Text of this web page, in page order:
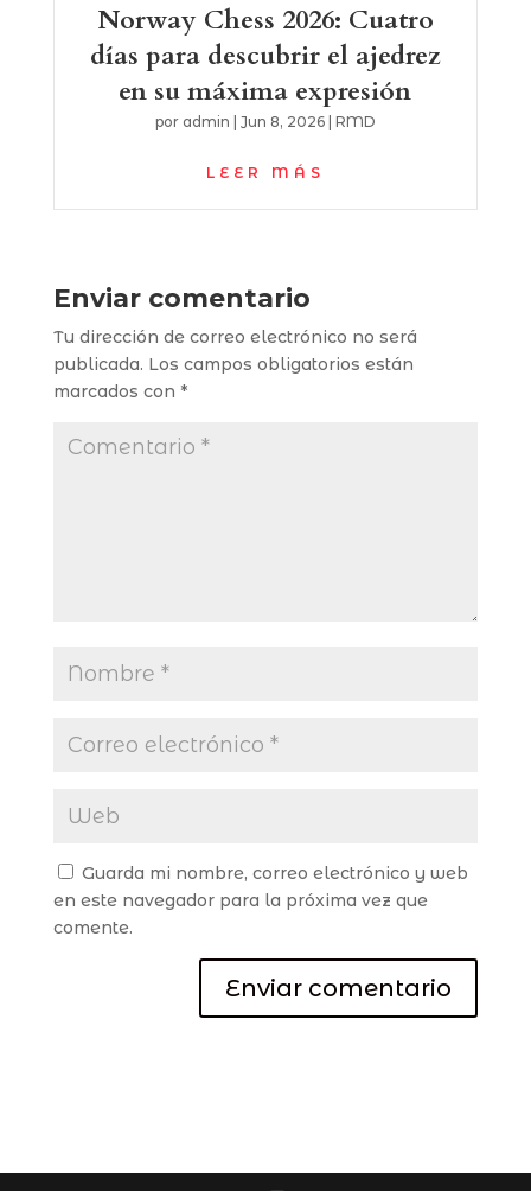
Norway Chess 2026: Cuatro
días para descubrir el ajedrez
en su máxima expresión
por admin Jun 8, 2026| RMD
LEER MÁS
Enviar comentario
Tu dirección de correo electrónico no será
publicada. Los campos obligatorios están
marcados con *
Guarda mi nombre, correo electrónico y web
en este navegador para la próxima vez que
comente.